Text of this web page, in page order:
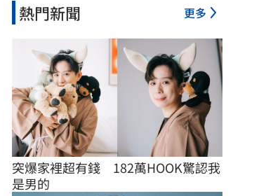
熱門新聞 更多
突爆家裡超有錢　182萬HOOK驚認我
是男的